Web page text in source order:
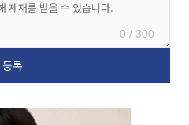
0 / 300